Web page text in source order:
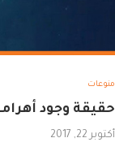
منوعات
حقيقة وجود
أكتوبر 22, 2017